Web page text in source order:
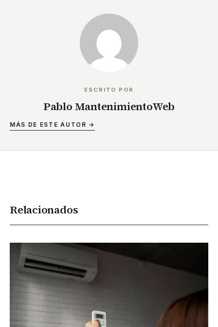
ESCRITO POR
Pablo MantenimientoWeb
MÁS DE ESTE AUTOR →
Relacionados